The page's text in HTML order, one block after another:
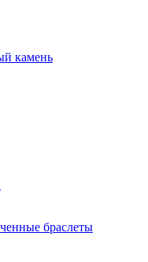
камень
браслеты